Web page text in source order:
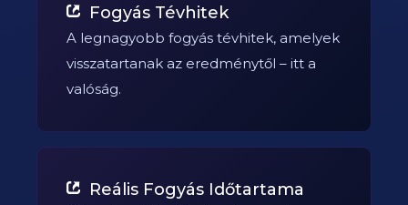
Fogyás Tévhitek
A legnagyobb fogyás tévhitek, amelyek
visszatartanak az eredménytől – itt a
valóság.
Reális Fogyás Időtartama